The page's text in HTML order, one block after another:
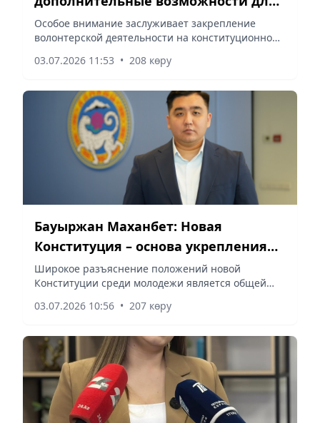
активной молодежи
Особое внимание заслуживает закрепление
волонтерской деятельности на конституционном
03.07.2026 11:53 • 208 көру
Бауыржан Маханбет: Новая
Конституция – основа укрепления
гражданской ответственности
молодежи
Широкое разъяснение положений новой
Конституции среди молодежи является общей
03.07.2026 10:56 • 207 көру